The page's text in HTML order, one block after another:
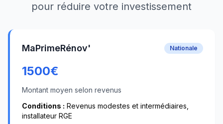
pour réduire votre investissement
MaPrimeRénov' Nationale
1500€
Montant moyen selon revenus
Conditions : Revenus modestes et intermédiaires,
installateur RGE